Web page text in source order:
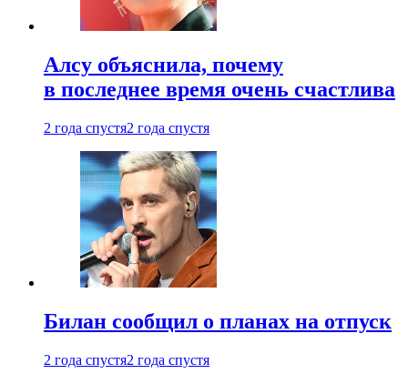
Алсу объяснила, почему
в последнее время очень счастлива
2 года спустя2 года спустя
Билан сообщил о планах на отпуск
2 года спустя2 года спустя